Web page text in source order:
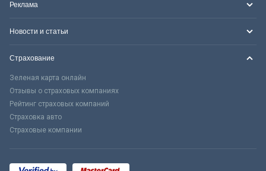
Реклама
Новости и статьи
Страхование
Зеленая карта онлайн
Отзывы о страховых компаниях
Рейтинг страховых компаний
Страховка авто
Страховые компании